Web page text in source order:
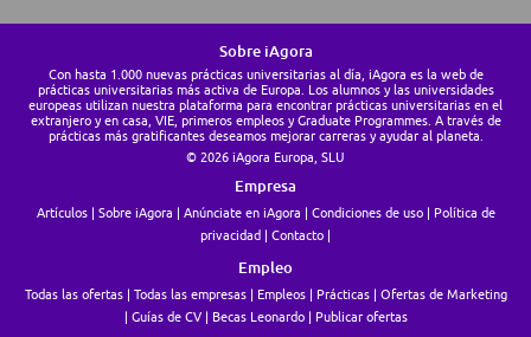
Sobre iAgora
Con hasta 1.000 nuevas prácticas universitarias al día, iAgora es la web de
prácticas universitarias más activa de Europa. Los alumnos y las universidades
europeas utilizan nuestra plataforma para encontrar prácticas universitarias en el
extranjero y en casa, VIE, primeros empleos y Graduate Programmes. A través de
prácticas más gratificantes deseamos mejorar carreras y ayudar al planeta.
© 2026 iAgora Europa, SLU
Empresa
Artículos Sobre iAgora Anúnciate en iAgora Condiciones de uso
Política de
privacidad
Contacto
Empleo
Todas las ofertas Todas las empresas Empleos Prácticas
Ofertas de Marketing
Guías de CV
Becas Leonardo Publicar ofertas